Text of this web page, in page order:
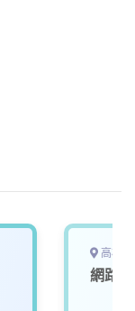
高雄
網路